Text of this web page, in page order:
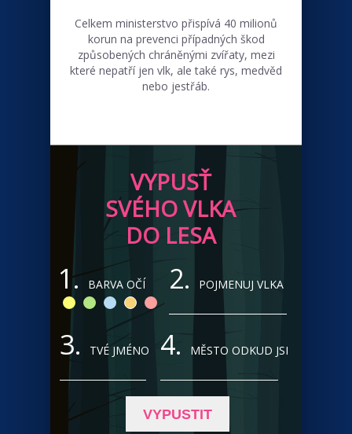
Celkem ministerstvo přispívá 40 milionů
korun na prevenci případných škod
způsobených chráněnými zvířaty, mezi
které nepatří jen vlk, ale také rys, medvěd
nebo jestřáb.
VYPUSŤ
SVÉHO VLKA
DO LESA
1. BARVA OČÍ 2. POJMENUJ VLKA
3. TVÉ JMÉNO 4. MĚSTO ODKUD JSI